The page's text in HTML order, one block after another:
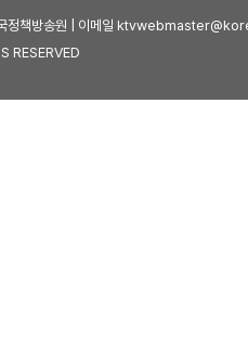
정책방송원 | 이메일
RESERVED